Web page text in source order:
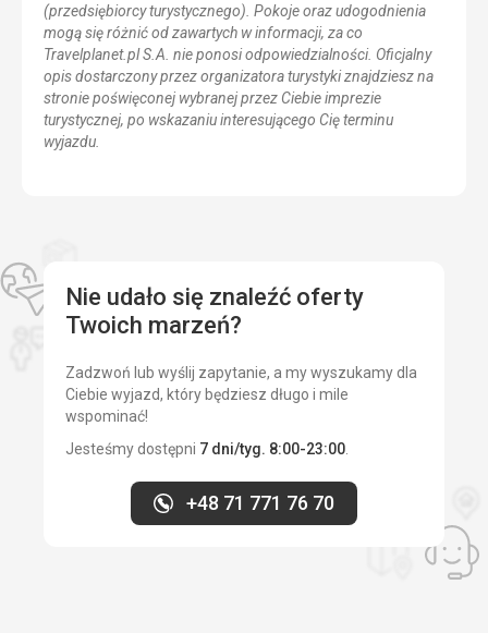
(przedsiębiorcy turystycznego). Pokoje oraz udogodnienia
mogą się różnić od zawartych w informacji, za co
Travelplanet.pl S.A. nie ponosi odpowiedzialności. Oficjalny
opis dostarczony przez organizatora turystyki znajdziesz na
stronie poświęconej wybranej przez Ciebie imprezie
turystycznej, po wskazaniu interesującego Cię terminu
wyjazdu.
Nie udało się znaleźć oferty
Twoich marzeń?
Zadzwoń lub wyślij zapytanie, a my wyszukamy dla
Ciebie wyjazd, który będziesz długo i mile
wspominać!
Jesteśmy dostępni 7 dni/tyg. 8:00-23:00.
+48 71 771 76 70